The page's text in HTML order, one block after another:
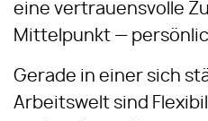
eine vertrauensvolle
Mittelpunkt —
Gerade in einer sich
Arbeitswelt sind